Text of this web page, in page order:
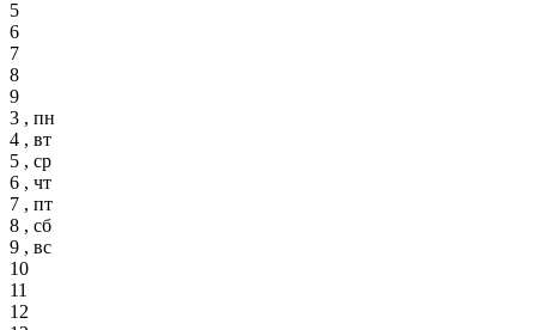
5
6
7
8
9
3 , пн
4 , вт
5 , ср
6 , чт
7 , пт
8 , сб
9 , вс
10
11
12